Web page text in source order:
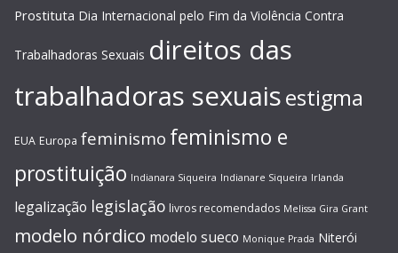
Prostituta Dia Internacional pelo Fim da Violência Contra
Trabalhadoras Sexuais direitos das
trabalhadoras sexuaisestigma
EUA Europa feminismo feminismo e
prostituição Indianara Siqueira Indianare Siqueira Irlanda
legalização legislação livros recomendados Melissa Gira Grant
modelo nórdico modelo sueco Monique Prada Niterói